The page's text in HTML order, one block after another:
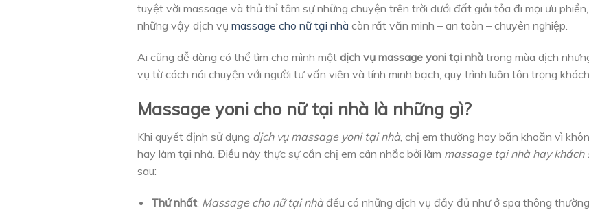
tuyệt vời massage và thủ thỉ tâm sự những chuyện trên trời dưới đất giải tỏa đi mọi ưu
những vậy dịch vụ massage cho nữ tại nhà còn rất văn minh – an toàn – chuyên nghiệp.
Ai cũng dễ dàng có thể tìm cho mình một dịch vụ massage yoni tại nhàtrong mùa dịch
vụ từ cách nói chuyện với người tư vấn viên và tính minh bạch, quy trình luôn tôn trọng khách
Massage yoni cho nữ tại nhà là những gì?
Khi quyết định sử dụng dịch vụ massage yoni tại nhà, chị em thường hay băn khoăn vì
hay làm tại nhà. Điều này thực sự cần chị em cân nhắc bởi làm massage tại nhà hay khách
sau:
Thứ nhất: Massage cho nữ tại nhàđều có những dịch vụ đầy đủ như ở spa thông